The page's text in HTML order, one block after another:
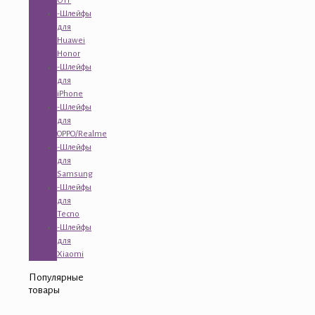
-Шлейфы
для
Huawei
Honor
-Шлейфы
для
iPhone
-Шлейфы
для
OPPO/Realme
-Шлейфы
для
Samsung
-Шлейфы
для
Tecno
-Шлейфы
для
Xiaomi
Популярные
товары